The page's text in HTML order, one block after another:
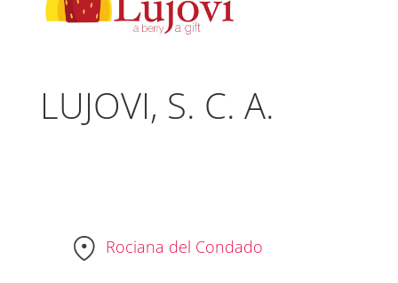
LUJOVI, S. C. A.
Rociana del Condado